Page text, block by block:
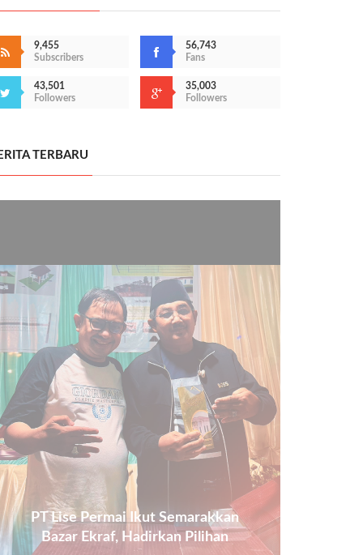
9,455
Subscribers
56,743
Fans
43,501
Followers
35,003
Followers
TERBARU
PT Lise Permai Ikut Semarakkan
Bazar Ekraf, Hadirkan Pilihan